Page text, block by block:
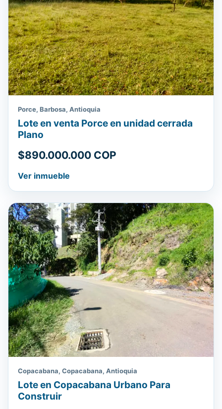
Porce, Barbosa, Antioquia
Lote en venta Porce en unidad cerrada
Plano
$890.000.000 COP
Ver inmueble
Copacabana, Copacabana, Antioquia
Lote en Copacabana Urbano Para
Construir